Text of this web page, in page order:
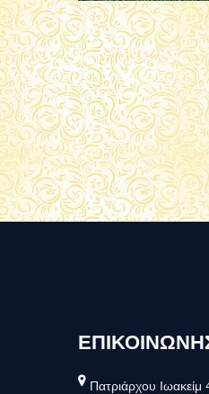
Πατριάρχου Ιωακείμ